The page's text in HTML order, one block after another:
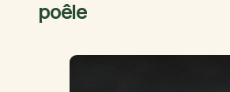
poêle